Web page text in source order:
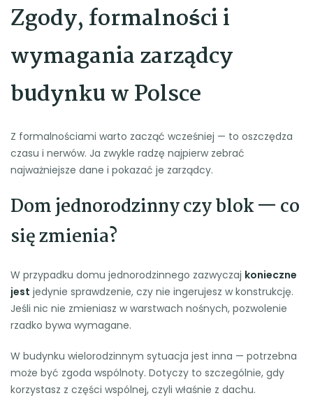
Zgody, formalności i
wymagania zarządcy
budynku w Polsce
Z formalnościami warto zacząć wcześniej — to oszczędza
czasu i nerwów. Ja zwykle radzę najpierw zebrać
najważniejsze dane i pokazać je zarządcy.
Dom jednorodzinny czy blok — co
się zmienia?
W przypadku domu jednorodzinnego zazwyczaj konieczne
jest jedynie sprawdzenie, czy nie ingerujesz w konstrukcję.
Jeśli nic nie zmieniasz w warstwach nośnych, pozwolenie
rzadko bywa wymagane.
W budynku wielorodzinnym sytuacja jest inna — potrzebna
może być zgoda wspólnoty. Dotyczy to szczególnie, gdy
korzystasz z części wspólnej, czyli właśnie z dachu.